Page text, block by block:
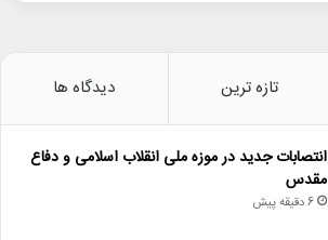
تازه ترین دیدگاه ها
انتصابات جدید در موزه ملی انقلاب اسلامی و دفاع
مقدس
6 دقیقه پیش